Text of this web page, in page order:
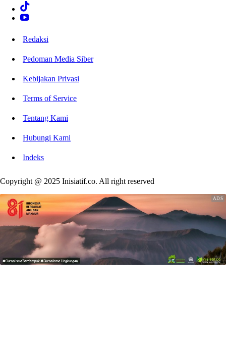
Redaksi
Pedoman Media Siber
Kebijakan Privasi
Terms of Service
Tentang Kami
Hubungi Kami
Indeks
Copyright @ 2025 Inisiatif.co. All right reserved